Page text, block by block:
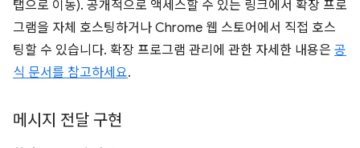
탭으로 이동). 공개적으로 액세스할 수 있는 링크에서 확장 프로
그램을 자체 호스팅하거나 Chrome 웹 스토어에서 직접 호스
팅할 수 있습니다. 확장 프로그램 관리에 관한 자세한 내용은 공
식 문서를 참고하세요.
메시지 전달 구현